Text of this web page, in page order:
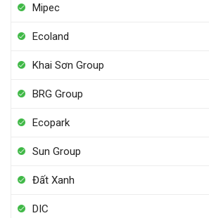
Mipec
Ecoland
Khai Sơn Group
BRG Group
Ecopark
Sun Group
Đất Xanh
DIC